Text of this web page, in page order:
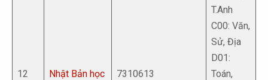
12 Nhật Bản học 7310613
T.Anh
C00: Văn,
Sử, Địa
D01:
Toán,